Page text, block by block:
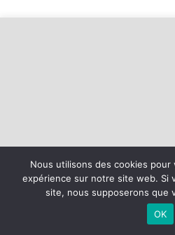
2026 - Basket Mesnil
MENTIONS
Nous utilisons des cookies pour
expérience sur notre site web. Si
site, nous supposerons que
OK